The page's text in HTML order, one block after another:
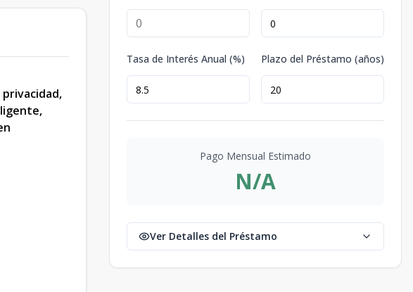
Tasa de Interés Anual (%) Plazo del Préstamo (años)
Pago Mensual Estimado
N/A
Ver Detalles del Préstamo